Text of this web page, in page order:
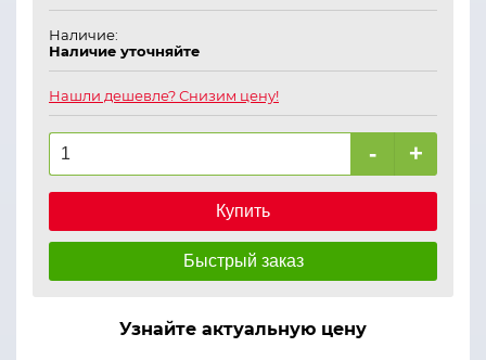
Наличие:
Наличие уточняйте
Нашли дешевле? Снизим цену!
- +
Купить
Быстрый заказ
Узнайте актуальную цену